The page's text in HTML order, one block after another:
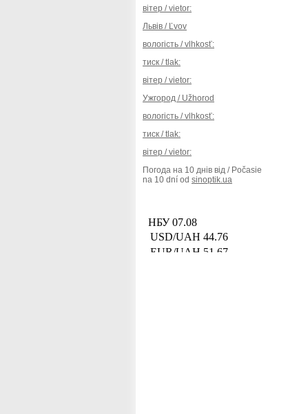
вітер / vietor:
Львів / Ľvov
вологість / vlhkosť:
тиск / tlak:
вітер / vietor:
Ужгород / Užhorod
вологість / vlhkosť:
тиск / tlak:
вітер / vietor:
Погода на 10 днів від / Počasie
na 10 dní od sinoptik.ua